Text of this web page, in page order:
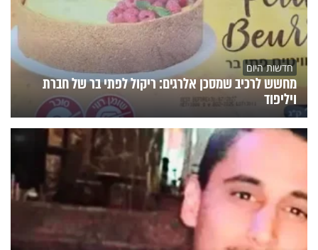
חדשות היום
מחשש לרכיב שמסכן אלרגים: ריקול לפתי בר של חברת
ויליפוד